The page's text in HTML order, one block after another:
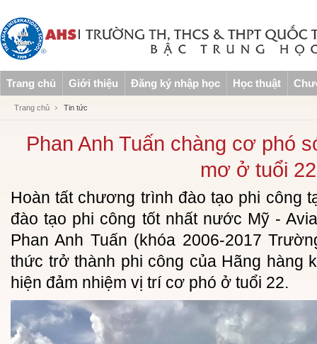
Trang chủ Giới thiệu Đăng ký nhập học Học thuật
Trang chủ Tin tức
Phan Anh Tuấn chàng cơ phó
mơ ở tuổi 22
Hoàn tất chương trình đào tạo phi công
đào tạo phi công tốt nhất nước Mỹ -
Phan Anh Tuấn (khóa 2006-2017
thức trở thành phi công của Hãng hàng
hiện đảm nhiệm vị trí cơ phó ở tuổi 22.